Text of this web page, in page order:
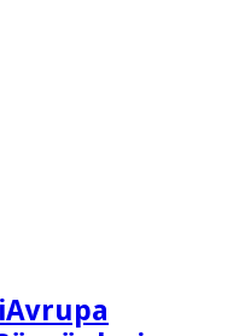
Avrupa